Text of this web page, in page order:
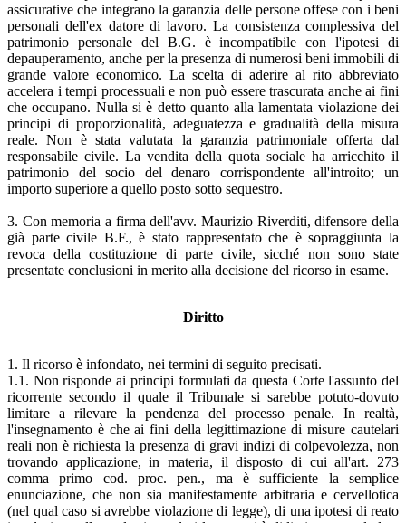
assicurative che integrano la garanzia delle persone offese con i beni
personali dell'ex datore di lavoro. La consistenza complessiva del
patrimonio personale del B.G. è incompatibile con l'ipotesi di
depauperamento, anche per la presenza di numerosi beni immobili di
grande valore economico. La scelta di aderire al rito abbreviato
accelera i tempi processuali e non può essere trascurata anche ai fini
che occupano. Nulla si è detto quanto alla lamentata violazione dei
principi di proporzionalità, adeguatezza e gradualità della misura
reale. Non è stata valutata la garanzia patrimoniale offerta dal
responsabile civile. La vendita della quota sociale ha arricchito il
patrimonio del socio del denaro corrispondente all'introito; un
importo superiore a quello posto sotto sequestro.
3. Con memoria a firma dell'avv. Maurizio Riverditi, difensore della
già parte civile B.F., è stato rappresentato che è sopraggiunta la
revoca della costituzione di parte civile, sicché non sono state
presentate conclusioni in merito alla decisione del ricorso in esame.
Diritto
1. Il ricorso è infondato, nei termini di seguito precisati.
1.1. Non risponde ai principi formulati da questa Corte l'assunto del
ricorrente secondo il quale il Tribunale si sarebbe potuto-dovuto
limitare a rilevare la pendenza del processo penale. In realtà,
l'insegnamento è che ai fini della legittimazione di misure cautelari
reali non è richiesta la presenza di gravi indizi di colpevolezza, non
trovando applicazione, in materia, il disposto di cui all'art. 273
comma primo cod. proc. pen., ma è sufficiente la semplice
enunciazione, che non sia manifestamente arbitraria e cervellotica
(nel qual caso si avrebbe violazione di legge), di una ipotesi di reato